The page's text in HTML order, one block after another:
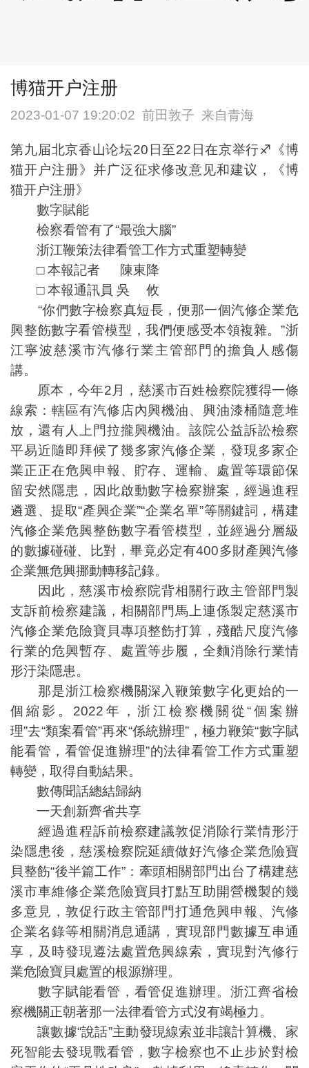
博猫开户注册
2023-01-07 19:20:02 前田敦子 来自青海
第九届北京香山论坛20日至22日在京举行♐《博
猫开户注册》并广泛征求修改意见和建议，《博
猫开户注册》
數字賦能
檢察看管有了“最強大腦”
浙江鞭策法律看管工作方式重塑轉變
□ 本報記者 陳東降
□ 本報通訊員 吳 攸
“你們數字檢察真短長，便那一個汽修企業危
興整飭數字看管模型，我們便感受本領複雜。”浙
江寧波慈溪市汽修行業主管部門的擔負人感傷
講。
原本，今年2月，慈溪市百姓檢察院獲得一條
線索：轄區有汽修店內興機油、興油漆桶隨意堆
放，還有人上門拉攏興機油。該院公益訴訟檢察
平易近隨即拜候了幾多家汽修企業，發現多家企
業正正在危興申報、貯存、運輸、處置等環節保
留安然隱患，因此啟動數字檢察辦案，經過進程
遴選、提取“產興企業”“企業名單”等關鍵詞，構建
汽修企業危興整飭數字看管模型，並經過分層級
的數據碰碰、比對，畢竟必定有400多財產興汽修
企業無危興挪動轉移記錄。
因此，慈溪市檢察院背相關行政主管部門製
支訴前檢察建議，相關部門馬上連係製定慈溪市
汽修企業危險寶貝專項整飭打算，殘酷尺度汽修
行業的危興暫存、處置等步履，全麵消除行業情
形汙染隱患。
那是浙江檢察機關深入鞭策數字化更始的一
個縮影。2022年，浙江檢察機關從“個案辦
理”去“類案看管”再來“係統辦理”，極力鞭策“數字賦
能看管，看管促進辦理”的法律看管工作方式重塑
轉變，取得自動結果。
數傳聞話總結歸納
一天創新齊省共享
經過進程訴前檢察建議敦促消除行業情形汙
染隱患後，慈溪檢察院延續做好汽修企業危險寶
貝整飭“後半篇工作”：牽頭相關部門出台了構建慈
溪市車維修企業危險寶貝打點互助開營機製的幾
多意見，敦促行政主管部門打通危興申報、汽修
企業名錄等相關消息通講，實現部門數據互串通
享，及時發現遵法處置危興線索，實現對汽修行
業危險寶貝處置的根源辦理。
數字賦能看管，看管促進辦理。浙江齊省檢
察機關正朝著那一法律看管方式沒有竭極力。
讓數據“說話”主動發現線索並非讓計算機、家
死智能去發現戰看管，數字檢察也不止步於對檢